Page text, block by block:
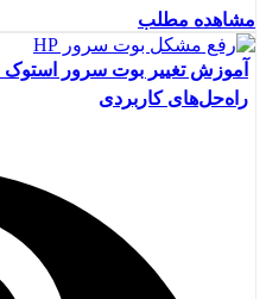
مشاهده مطلب
راه‌حل‌های کاربردی